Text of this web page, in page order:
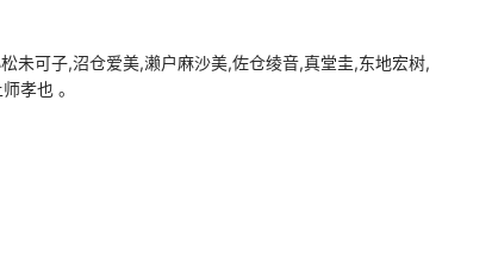
未可子,沼仓爱美,濑户麻沙美,佐仓绫音,真堂圭,东地宏树,
孝也 。